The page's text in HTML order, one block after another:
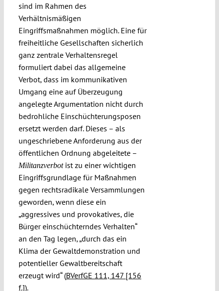
sind im Rahmen des
Verhältnismäßigen
Eingriffsmaßnahmen möglich. Eine für
freiheitliche Gesellschaften sicherlich
ganz zentrale Verhaltensregel
formuliert dabei das allgemeine
Verbot, dass im kommunikativen
Umgang eine auf Überzeugung
angelegte Argumentation nicht durch
bedrohliche Einschüchterungsposen
ersetzt werden darf. Dieses – als
ungeschriebene Anforderung aus der
öffentlichen Ordnung abgeleitete –
Militanzverbotist zu einer wichtigen
Eingriffsgrundlage für Maßnahmen
gegen rechtsradikale Versammlungen
geworden, wenn diese ein
„aggressives und provokatives, die
Bürger einschüchterndes Verhalten“
an den Tag legen, „durch das ein
Klima der Gewaltdemonstration und
potentieller Gewaltbereitschaft
erzeugt wird“ (BVerfGE 111, 147 [156
f.]).